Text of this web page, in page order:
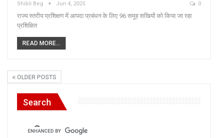
Shibli Beg Jun 4, 2025 0
राज्य स्तरीय प्रशिक्षण में आपदा प्रबंधन के लिए 96 समूह सखियों को किया जा रहा
प्रशिक्षित
READ MORE...
OLDER POSTS
Search